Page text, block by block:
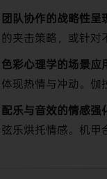
团队协作的战略性呈
的夹击策略，或针对
色彩心理学的场景应
体现热情与冲动。伽
配乐与音效的情感强
弦乐烘托情感。机甲